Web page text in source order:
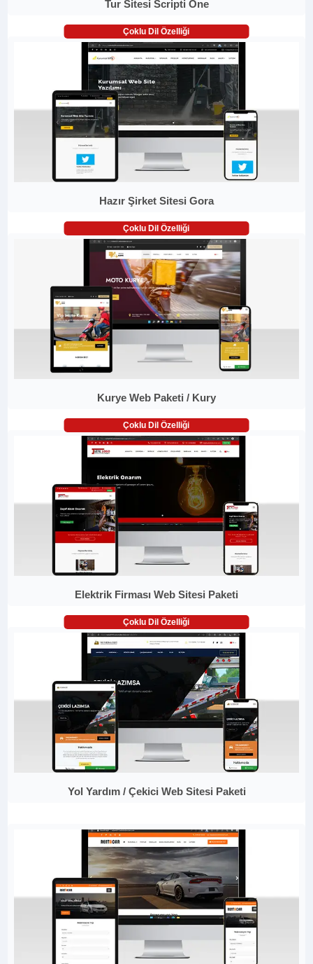
Tur Sitesi Scripti One
Çoklu Dil Özelliği
Hazır Şirket Sitesi Gora
Çoklu Dil Özelliği
Kurye Web Paketi / Kury
Çoklu Dil Özelliği
Elektrik Firması Web Sitesi Paketi
Çoklu Dil Özelliği
Yol Yardım / Çekici Web Sitesi Paketi